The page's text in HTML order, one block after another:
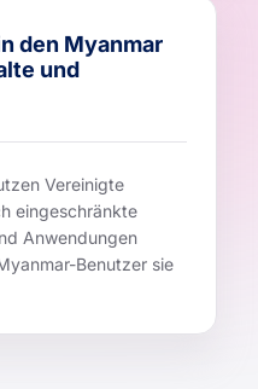
den Myanmar
und
Vereinigte
eingeschränkte
Anwendungen
Benutzer sie